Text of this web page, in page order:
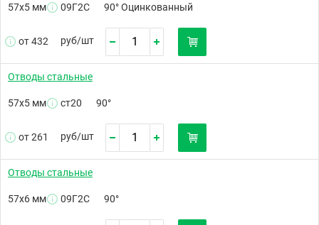
57х5 мм 09Г2С 90° Оцинкованный
от 432 руб/шт
Отводы стальные
57х5 мм ст20 90°
от 261 руб/шт
Отводы стальные
57х6 мм 09Г2С 90°